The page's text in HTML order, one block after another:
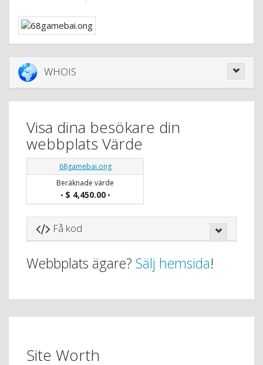
WHOIS
Visa dina besökare din
webbplats Värde
68gamebai.ong
Beräknade värde
• $ 4,450.00•
Få kod
Webbplats ägare? Sälj hemsida!
Site Worth